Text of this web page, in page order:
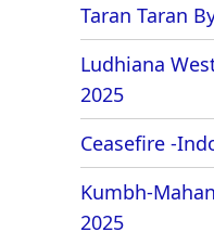
Taran Taran
Ludhiana
2025
Ceasefire -
Kumbh-
2025